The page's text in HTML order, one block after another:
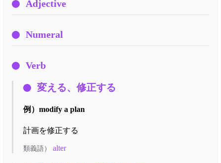
Adjective
Numeral
Verb
変える、修正する
例） modify a plan
計画を修正する
類義語） alter